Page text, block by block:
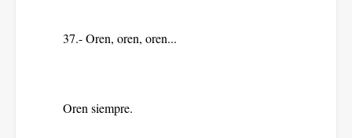
37.- Oren, oren, oren...
Oren siempre.